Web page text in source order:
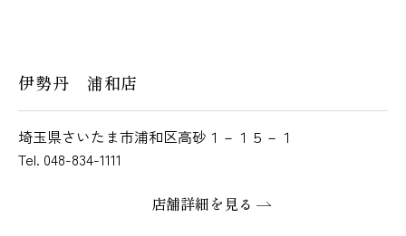
伊勢丹 浦和店
埼玉県さいたま市浦和区高砂１－１５－１
Tel. 048-834-1111
店舗詳細を見る